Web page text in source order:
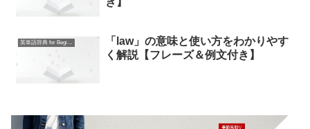
英単語辞典 for Beginners
「law」の意味と使い方をわかりやす
く解説【フレーズ＆例文付き】